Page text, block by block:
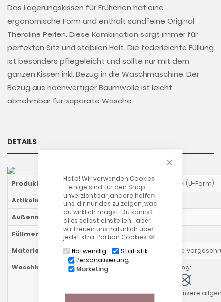
Hallo! Wir verwenden Cookies
– einige sind für den Shop
unverzichtbar, andere helfen
uns, dir nur das zu zeigen, was
du wirklich magst. Du kannst
alles selbst einstellen… aber
wir freuen uns natürlich über
jede Extra-Portion Cookies. 🍪
Notwendig
Statistik
Personalisierung
Marketing
Das Lagerungskissen für Frühchen hat eine
ergonomische Form und enthält sandfeine Original
Theraline Perlen. Diese Kombination sorgt immer für
perfekten Sitz und stabilen Halt. Die federleichte Füllung
ist besonders pflegeleicht und sollte nur mit dem
ganzen Kissen inkl. Bezug in die Waschmaschine. Der
Bezug aus hochwertiger Baumwolle ist leicht
abnehmbar für separate Wäsche.
DETAILS
Produktname
Frühchenkissen mittel (U-Form)
Artikelnummer
11010102
Außenmaß
ca. 100 x 15 cm
Füllmenge
ca. 4 l Perlen
Materialzusammensetzung
Inlett: 100% Baumwolle,
Waschhinweise
Kissen mit Perlenfüllung:
Bitte beachte auch unsere